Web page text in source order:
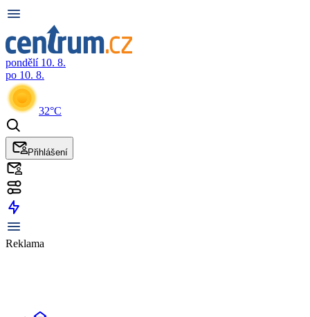
pondělí 10. 8.
po 10. 8.
32°C
Přihlášení
Reklama